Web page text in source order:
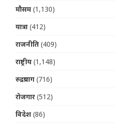
मौसम (1,130)
यात्रा (412)
राजनीति (409)
राष्ट्रीय (1,148)
रुद्रप्रयाग (716)
रोजगार (512)
विदेश (86)